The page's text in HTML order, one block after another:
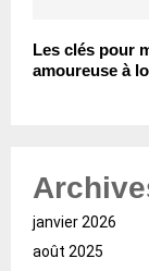
Les clés pour
amoureuse à
janvier 2026
août 2025